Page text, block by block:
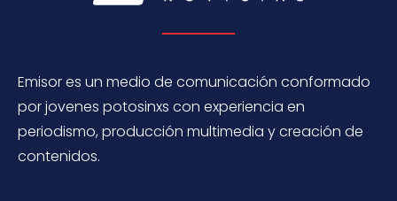
Emisor es un medio de comunicación conformado
por jovenes potosinxs con experiencia en
periodismo, producción multimedia y creación de
contenidos.